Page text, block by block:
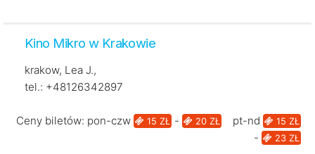
Kino Mikro w Krakowie
krakow, Lea J.,
tel.: +48126342897
Ceny biletów: pon-czw 15 ZŁ - 20 ZŁ pt-nd 15 ZŁ
- 23 ZŁ